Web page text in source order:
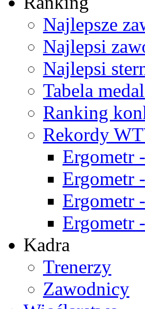
Najlepsze
Najlepsi
Najlepsi
Tabela
Ranking
Rekordy
Ergometr
Ergometr
Ergometr
Ergometr
Kadra
Trenerzy
Zawodnicy